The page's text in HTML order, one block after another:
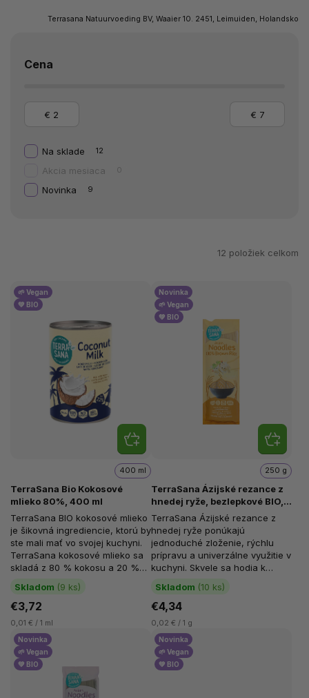
Terrasana Natuurvoeding BV, Waaier 10. 2451, Leimuiden, Holandsko
Cena
€ 2 € 7
Na sklade 12
Akcia mesiaca 0
Novinka 9
12 položiek celkom
🌱 Vegan
💚 BIO
TerraSana Bio Kokosové
mlieko 80%, 400 ml
Skladom (9 ks)
400 ml
€3,72
0,01 € / 1 ml
TerraSana BIO kokosové mlieko
je šikovná ingrediencie, ktorú by
ste mali mať vo svojej kuchyni.
TerraSana kokosové mlieko sa
skladá z 80 % kokosu a 20 %
vody, čo je...
Novinka
🌱 Vegan
💚 BIO
TerraSana Ázijské rezance z
hnedej ryže, bezlepkové BIO,
250 g
Skladom (10 ks)
250 g
€4,34
0,02 € / 1 g
TerraSana Ázijské rezance z
hnedej ryže ponúkajú
jednoduché zloženie, rýchlu
prípravu a univerzálne využitie v
kuchyni. Skvele sa hodia k
zeleninovým jedlám, morským
riasam,...
Novinka
🌱 Vegan
💚 BIO
Novinka
🌱 Vegan
💚 BIO